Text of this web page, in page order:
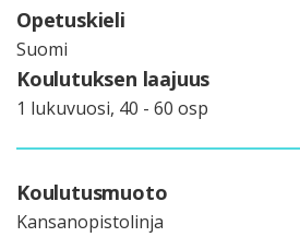
Opetuskieli
Suomi
Koulutuksen laajuus
1 lukuvuosi, 40 - 60 osp
Koulutusmuoto
Kansanopistolinja